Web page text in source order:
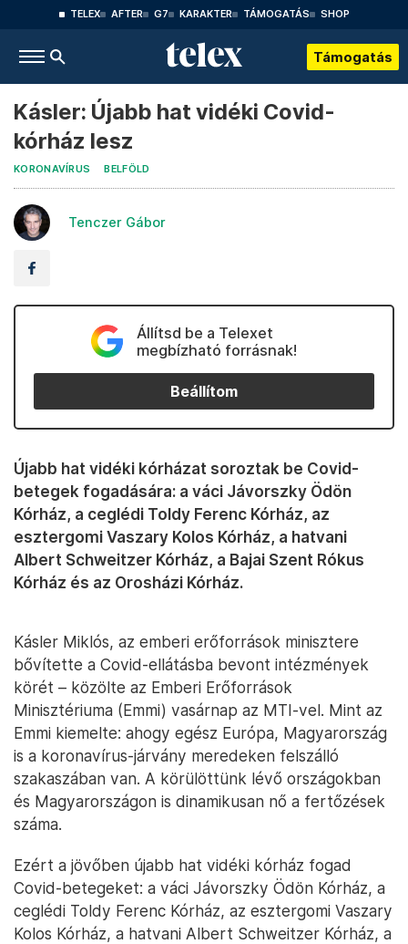
TELEX AFTER G7 KARAKTER TÁMOGATÁS SHOP
Támogatás
Kásler: Újabb hat vidéki Covid-
kórház lesz
KORONAVÍRUS BELFÖLD
Tenczer Gábor
Állítsd be a Telexet
megbízható forrásnak!
Beállítom
Újabb hat vidéki kórházat soroztak be Covid-
betegek fogadására: a váci Jávorszky Ödön
Kórház, a ceglédi Toldy Ferenc Kórház, az
esztergomi Vaszary Kolos Kórház, a hatvani
Albert Schweitzer Kórház, a Bajai Szent Rókus
Kórház és az Orosházi Kórház.
Kásler Miklós, az emberi erőforrások minisztere
bővítette a Covid-ellátásba bevont intézmények
körét – közölte az Emberi Erőforrások
Minisztériuma (Emmi) vasárnap az MTI-vel. Mint az
Emmi kiemelte: ahogy egész Európa, Magyarország
is a koronavírus-járvány meredeken felszálló
szakaszában van. A körülöttünk lévő országokban
és Magyarországon is dinamikusan nő a fertőzések
száma.
Ezért a jövőben újabb hat vidéki kórház fogad
Covid-betegeket: a váci Jávorszky Ödön Kórház, a
ceglédi Toldy Ferenc Kórház, az esztergomi Vaszary
Kolos Kórház, a hatvani Albert Schweitzer Kórház, a